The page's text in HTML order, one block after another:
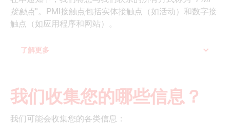
接触点"。PMI接触点包括实体接触点（如活动）和数字接
触点（如应用程序和网站）。
了解更多
我们收集您的哪些信息？
我们可能会收集您的各类信息：